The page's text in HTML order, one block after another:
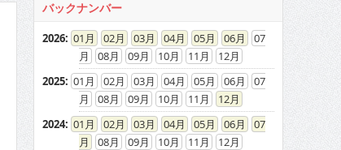
バックナンバー
2026: 01 02 03 04 05 06
07
08
09 10 11
12
2025: 01 02 03 04 05 06
07
08
09 10 11
12
2024: 01 02 03 04 05 06
07
08
09 10 11
12